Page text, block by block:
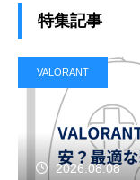
特集記事
VALORANT
2026.08.08